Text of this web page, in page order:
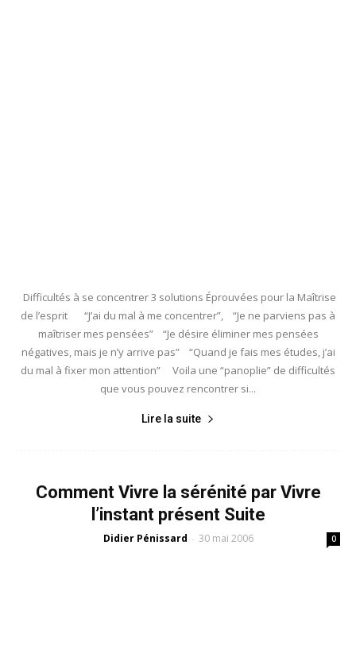
Difficultés à se concentrer 3 solutions Éprouvées pour la Maîtrise
de l’esprit “J’ai du mal à me concentrer”, “Je ne parviens pas à
maîtriser mes pensées” “Je désire éliminer mes pensées
négatives, mais je n’y arrive pas” “Quand je fais mes études, j’ai
du mal à fixer mon attention” Voila une “panoplie” de difficultés
que vous pouvez rencontrer si...
Lire la suite
Comment Vivre la sérénité par Vivre
l’instant présent Suite
Didier Pénissard - 30 mai 2006 0